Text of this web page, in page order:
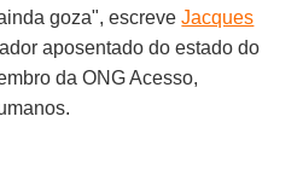
goza", escreveJacques
aposentado do estado do
da ONG Acesso,